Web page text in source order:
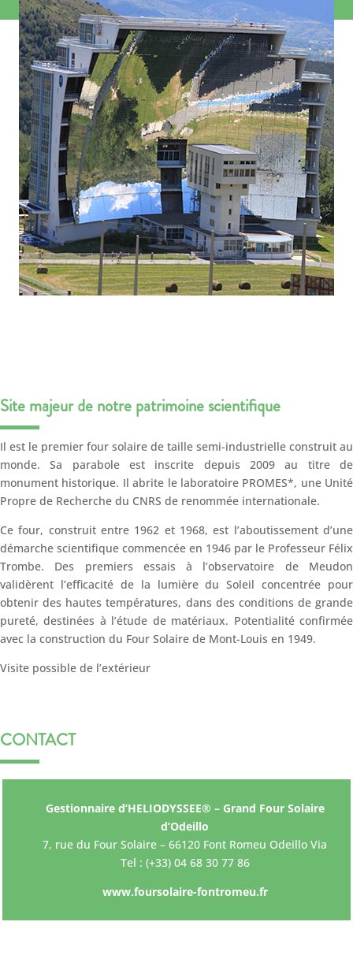
Site majeur de notre patrimoine scientifique
Il est le premier four solaire de taille semi-industrielle construit au
monde. Sa parabole est inscrite depuis 2009 au titre de
monument historique. Il abrite le laboratoire PROMES*, une Unité
Propre de Recherche du CNRS de renommée internationale.
Ce four, construit entre 1962 et 1968, est l’aboutissement d’une
démarche scientifique commencée en 1946 par le Professeur Félix
Trombe. Des premiers essais à l’observatoire de Meudon
validèrent l’efficacité de la lumière du Soleil concentrée pour
obtenir des hautes températures, dans des conditions de grande
pureté, destinées à l’étude de matériaux. Potentialité confirmée
avec la construction du Four Solaire de Mont-Louis en 1949.
Visite possible de l’extérieur
CONTACT
Gestionnaire d’HELIODYSSEE® – Grand Four Solaire
d’Odeillo
7, rue du Four Solaire – 66120 Font Romeu Odeillo Via
Tel : (+33) 04 68 30 77 86
www.foursolaire-fontromeu.fr